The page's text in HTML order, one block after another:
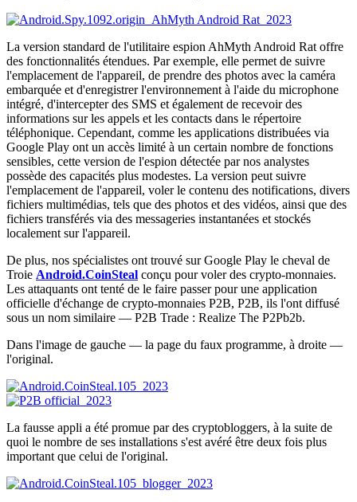
La version standard de l'utilitaire espion AhMyth Android Rat offre
des fonctionnalités étendues. Par exemple, elle permet de suivre
l'emplacement de l'appareil, de prendre des photos avec la caméra
embarquée et d'enregistrer l'environnement à l'aide du microphone
intégré, d'intercepter des SMS et également de recevoir des
informations sur les appels et les contacts dans le répertoire
téléphonique. Cependant, comme les applications distribuées via
Google Play ont un accès limité à un certain nombre de fonctions
sensibles, cette version de l'espion détectée par nos analystes
possède des capacités plus modestes. La version peut suivre
l'emplacement de l'appareil, voler le contenu des notifications, divers
fichiers multimédias, tels que des photos et des vidéos, ainsi que des
fichiers transférés via des messageries instantanées et stockés
localement sur l'appareil.
De plus, nos spécialistes ont trouvé sur Google Play le cheval de
Troie Android.CoinSteal conçu pour voler des crypto-monnaies.
Les attaquants ont tenté de le faire passer pour une application
officielle d'échange de crypto-monnaies P2B, P2B, ils l'ont diffusé
sous un nom similaire — P2B Trade : Realize The P2Pb2b.
Dans l'image de gauche — la page du faux programme, à droite —
l'original.
La fausse appli a été promue par des cryptobloggers, à la suite de
quoi le nombre de ses installations s'est avéré être deux fois plus
important que celui de l'original.